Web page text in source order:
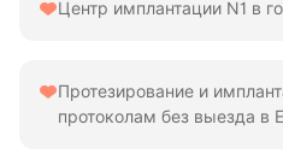
Центр имплантации N1 в
Протезирование и
протоколам без выезда в